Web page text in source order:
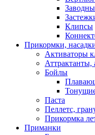
Клипсы
Прикормки,
Активаторы
Аттрактанты,
Бойлы
Паста
Пеллетс,
Прикормка
Приманки